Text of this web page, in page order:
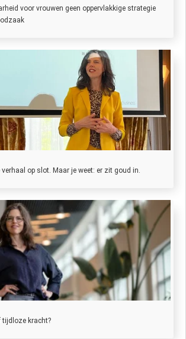
voor vrouwen geen oppervlakkige strategie
op slot. Maar je weet: er zit goud in.
tijdloze kracht?